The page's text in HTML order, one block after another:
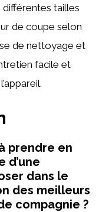
différentes tailles
de coupe selon
de nettoyage et
facile et
prendre en
d’une
dans le
des meilleurs
compagnie ?